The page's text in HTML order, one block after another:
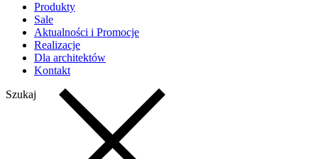
Produkty
Sale
Aktualności i Promocje
Realizacje
Dla architektów
Kontakt
Szukaj